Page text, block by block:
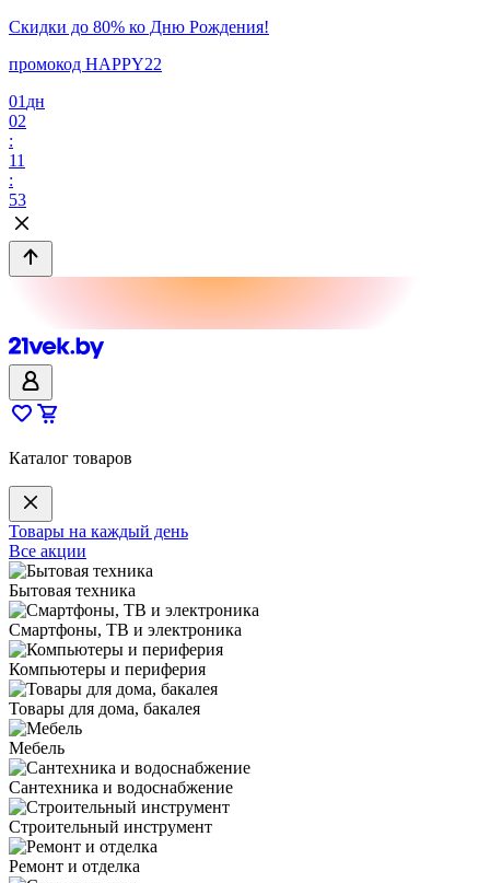
Скидки до 80% ко Дню Рождения!
промокод HAPPY22
01 дн
02
:
11
:
53
Каталог товаров
Товары на каждый день
Все акции
Бытовая техника
Смартфоны, ТВ и электроника
Компьютеры и периферия
Товары для дома, бакалея
Мебель
Сантехника и водоснабжение
Строительный инструмент
Ремонт и отделка